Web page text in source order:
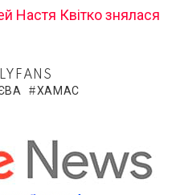
Настя Квітко знялася
ХАМАС